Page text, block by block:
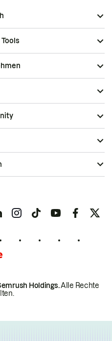
Holdings.Alle Rechte